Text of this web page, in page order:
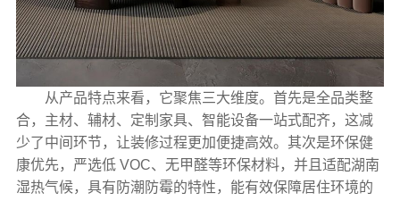
从产品特点来看，它聚焦三大维度。首先是全品类整
合，主材、辅材、定制家具、智能设备一站式配齐，这减
少了中间环节，让装修过程更加便捷高效。其次是环保健
康优先，严选低 VOC、无甲醛等环保材料，并且适配湖南
湿热气候，具有防潮防霉的特性，能有效保障居住环境的